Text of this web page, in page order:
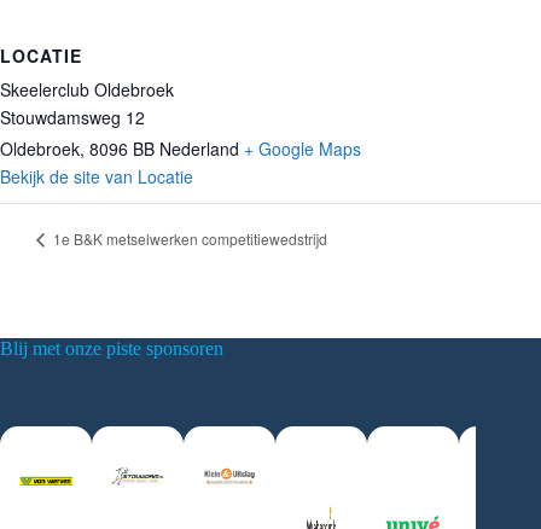
LOCATIE
Skeelerclub Oldebroek
Stouwdamsweg 12
Oldebroek, 8096 BB Nederland + Google Maps
Bekijk de site van Locatie
1e B&K metselwerken competitiewedstrijd
Blij met onze piste sponsoren